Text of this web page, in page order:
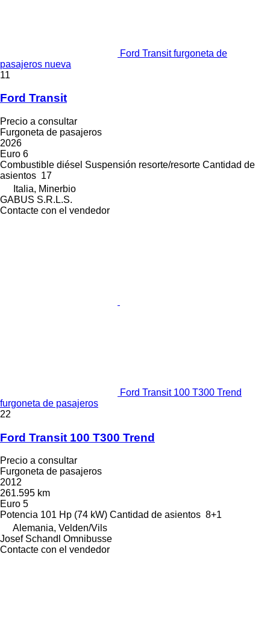
Ford Transit furgoneta de
pasajeros nueva
11
Ford Transit
Precio a consultar
Furgoneta de pasajeros
2026
Euro 6
Combustible diésel Suspensión resorte/resorte Cantidad de
asientos 17
Italia, Minerbio
GABUS S.R.L.S.
Contacte con el vendedor
Ford Transit 100 T300 Trend
furgoneta de pasajeros
22
Ford Transit 100 T300 Trend
Precio a consultar
Furgoneta de pasajeros
2012
261.595 km
Euro 5
Potencia 101 Hp (74 kW) Cantidad de asientos 8+1
Alemania, Velden/Vils
Josef Schandl Omnibusse
Contacte con el vendedor